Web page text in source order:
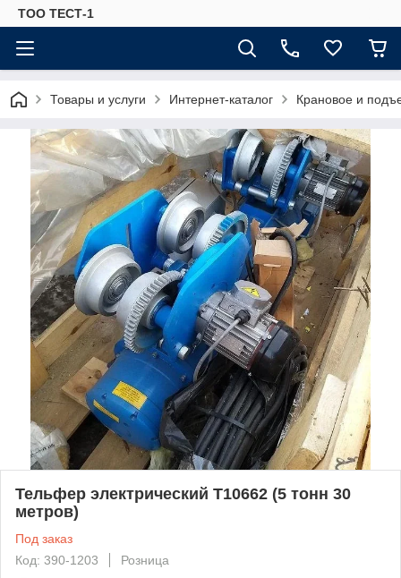
ТОО ТЕСТ-1
Товары и услуги Интернет-каталог Крановое и
Тельфер электрический Т10662 (5 тонн 30
метров)
Под заказ
Код: 390-1203
Розница